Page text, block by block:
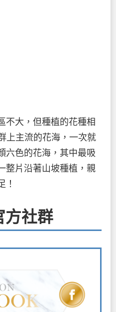
不大，但種植的花種相
上主流的花海，一次就
六色的花海，其中最吸
整片沿著山坡種植，親
！
方社群